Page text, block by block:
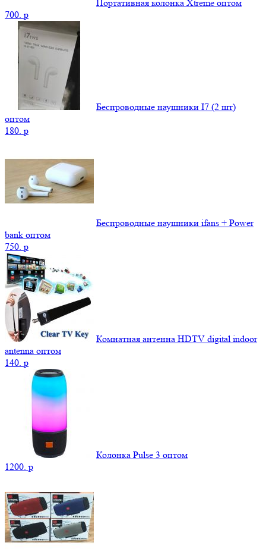
Портативная колонка Xtreme оптом
700. p
Беспроводные наушники I7 (2 шт)
оптом
180. p
Беспроводные наушники ifans + Power
bank оптом
750. p
Комнатная антенна HDTV digital indoor
antenna оптом
140. p
Колонка Pulse 3 оптом
1200. p